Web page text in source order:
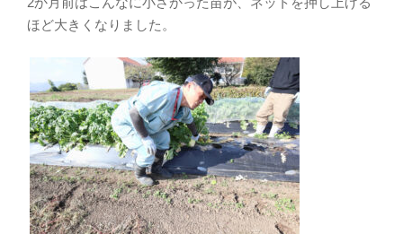
ほど大きくなりました。